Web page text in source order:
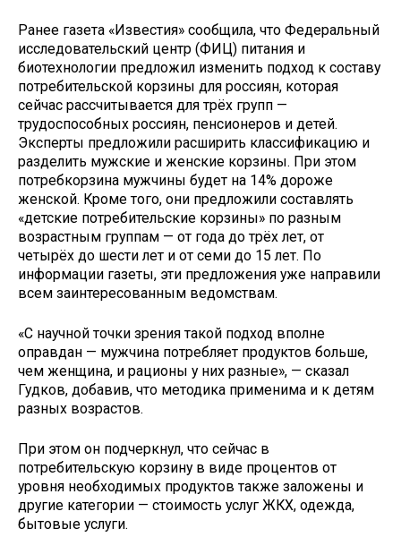
Ранее газета «Известия» сообщила, что Федеральный
исследовательский центр (ФИЦ) питания и
биотехнологии предложил изменить подход к составу
потребительской корзины для россиян, которая
сейчас рассчитывается для трёх групп —
трудоспособных россиян, пенсионеров и детей.
Эксперты предложили расширить классификацию и
разделить мужские и женские корзины. При этом
потребкорзина мужчины будет на 14% дороже
женской. Кроме того, они предложили составлять
«детские потребительские корзины» по разным
возрастным группам — от года до трёх лет, от
четырёх до шести лет и от семи до 15 лет. По
информации газеты, эти предложения уже направили
всем заинтересованным ведомствам.
«С научной точки зрения такой подход вполне
оправдан — мужчина потребляет продуктов больше,
чем женщина, и рационы у них разные», — сказал
Гудков, добавив, что методика применима и к детям
разных возрастов.
При этом он подчеркнул, что сейчас в
потребительскую корзину в виде процентов от
уровня необходимых продуктов также заложены и
другие категории — стоимость услуг ЖКХ, одежда,
бытовые услуги.